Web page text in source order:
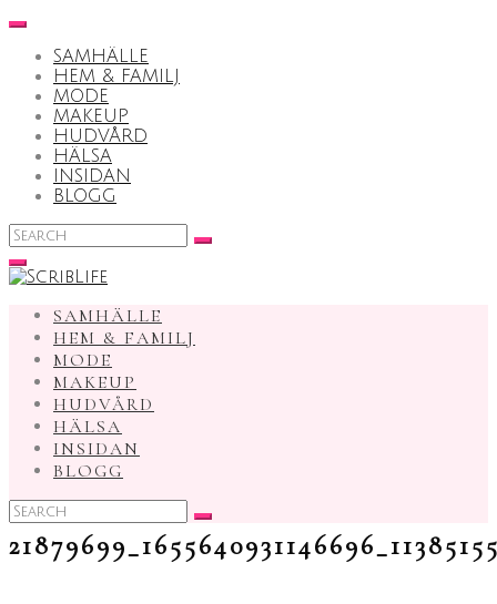
Skip
content
SAMHÄLLE
HEM & FAMILJ
MODE
MAKEUP
HUDVÅRD
HÄLSA
INSIDAN
BLOGG
Search
for:
SAMHÄLLE
HEM & FAMILJ
MODE
MAKEUP
HUDVÅRD
HÄLSA
INSIDAN
BLOGG
Search
for: